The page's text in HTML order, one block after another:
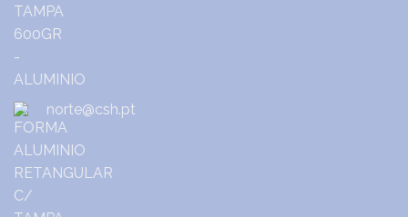
norte@csh.pt